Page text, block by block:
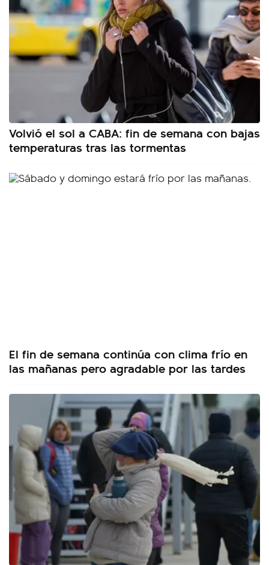
Volvió el sol a CABA: fin de semana con bajas
temperaturas tras las tormentas
El fin de semana continúa con clima frío en
las mañanas pero agradable por las tardes